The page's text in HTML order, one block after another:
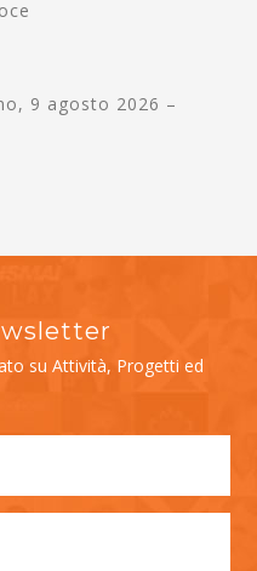
9 agosto 2026 –
su Attività, Progetti ed